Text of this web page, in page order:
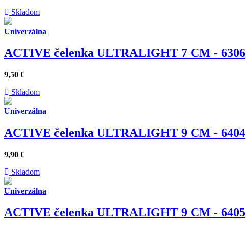
Skladom
Univerzálna
ACTIVE čelenka ULTRALIGHT 7 CM - 6306
9,50 €
Skladom
Univerzálna
ACTIVE čelenka ULTRALIGHT 9 CM - 6404
9,90 €
Skladom
Univerzálna
ACTIVE čelenka ULTRALIGHT 9 CM - 6405